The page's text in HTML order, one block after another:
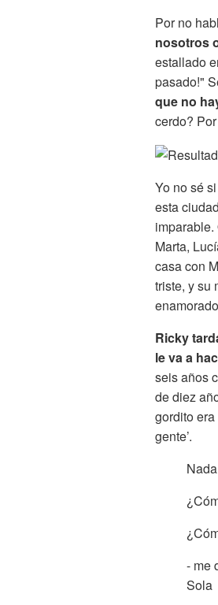
Por no
nosotros
estallado
pasado!"
que no
cerdo?
Yo no sé
esta
imparable.
Marta,
casa con
triste, y su
Ricky
le va a
seis años
de diez
gordito
gente’.
- me
Sola